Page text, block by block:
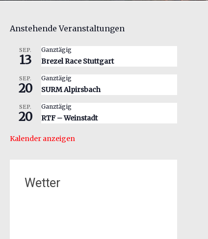
Anstehende Veranstaltungen
SEP.
13
Ganztägig
Brezel Race Stuttgart
SEP.
20
Ganztägig
SURM Alpirsbach
SEP.
20
Ganztägig
RTF – Weinstadt
Kalender anzeigen
Wetter